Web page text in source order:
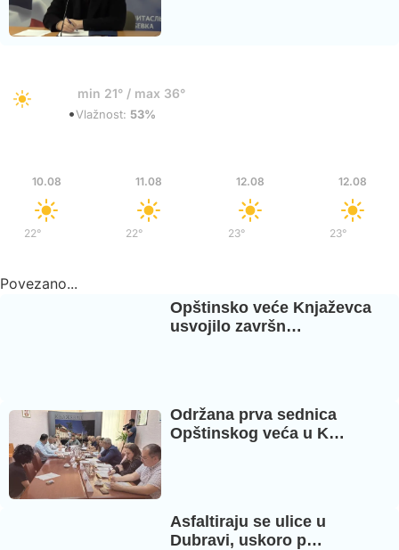
min 21° / max 36°
•Vlažnost: 53%
10.08
22°/
11.08
22°
12.08
23°/
12.08
23°
Povezano...
Opštinsko veće Knjaževca
usvojilo završn…
Održana prva sednica
Opštinskog veća u K…
Asfaltiraju se ulice u
Dubravi, uskoro p…